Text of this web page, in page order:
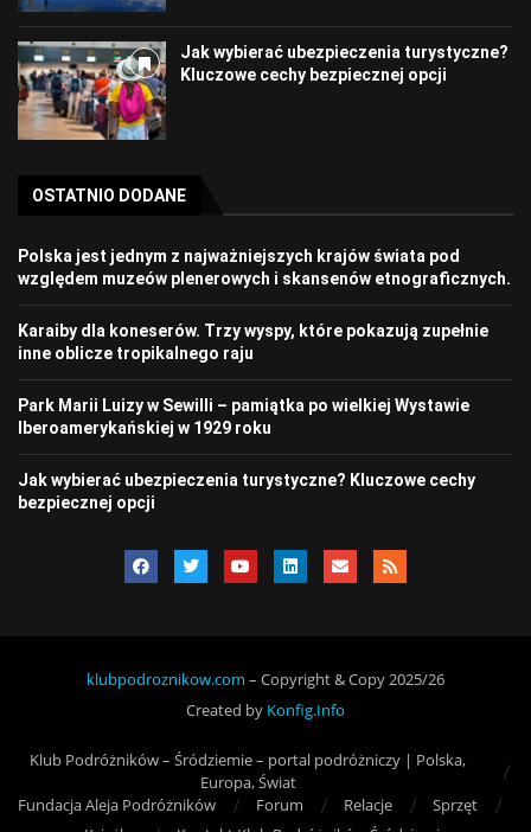
Jak wybierać ubezpieczenia turystyczne?
Kluczowe cechy bezpiecznej opcji
OSTATNIO DODANE
Polska jest jednym z najważniejszych krajów świata pod
względem muzeów plenerowych i skansenów etnograficznych.
Karaiby dla koneserów. Trzy wyspy, które pokazują zupełnie
inne oblicze tropikalnego raju
Park Marii Luizy w Sewilli – pamiątka po wielkiej Wystawie
Iberoamerykańskiej w 1929 roku
Jak wybierać ubezpieczenia turystyczne? Kluczowe cechy
bezpiecznej opcji
klubpodroznikow.com – Copyright & Copy 2025/26
Created by Konfig.Info
Klub Podróżników – Śródziemie – portal podróżniczy | Polska,
Europa, Świat
Fundacja Aleja Podróżników
Forum Relacje
Sprzęt